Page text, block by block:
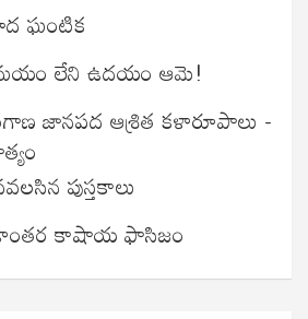
ఘంటిక
లేని ఉదయం ఆమె!
జానపద ఆశ్రిత కళారూపాలు -
పుస్తకాలు
కాషాయ ఫాసిజం